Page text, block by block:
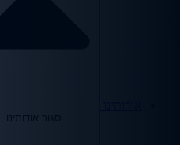
סגור אודותינו